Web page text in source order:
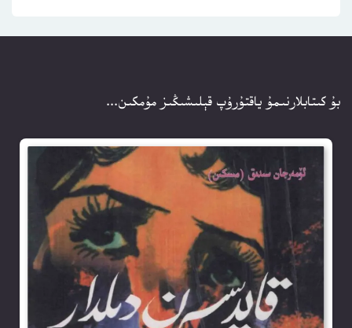
بۇ كىتابلارنىمۇ ياقتۇرۇپ قېلىشىڭىز مۇمكىن...